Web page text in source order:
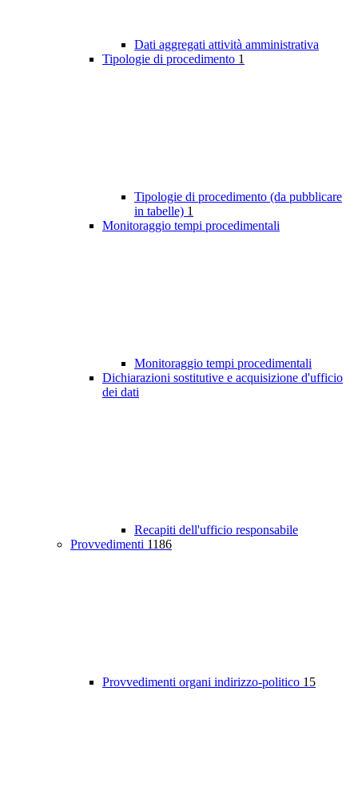
Dati aggregati attività amministrativa
Tipologie di procedimento 1
Tipologie di procedimento (da pubblicare
in tabelle) 1
Monitoraggio tempi procedimentali
Monitoraggio tempi procedimentali
Dichiarazioni sostitutive e acquisizione d'ufficio
dei dati
Recapiti dell'ufficio responsabile
Provvedimenti 1186
Provvedimenti organi indirizzo-politico 15